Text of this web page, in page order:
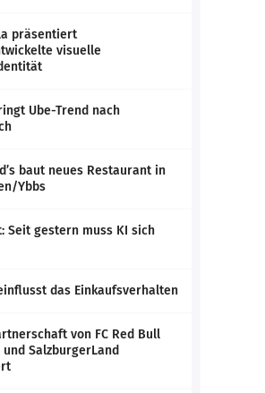
präsentiert
visuelle
Ube-Trend nach
baut neues Restaurant in
Ybbs
Seit gestern muss KI sich
das Einkaufsverhalten
von FC Red Bull
SalzburgerLand